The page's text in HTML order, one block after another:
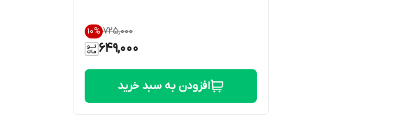
۷۲۵٬۰۰۰ 10%
649,000
افزودن به سبد خرید